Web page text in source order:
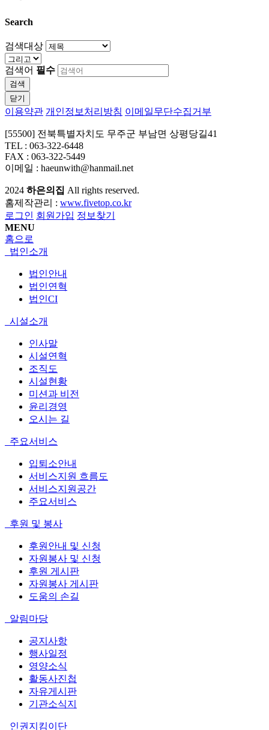
Search
검색대상
검색어 필수
검색
닫기
이용약관 개인정보처리방침 이메일무단수집거부
[55500] 전북특별자치도 무주군 부남면 상평당길41
TEL : 063-322-6448
FAX : 063-322-5449
이메일 : haeunwith@hanmail.net
2024 하은의집 All rights reserved.
홈제작관리 : www.fivetop.co.kr
로그인 회원가입 정보찾기
MENU
홈으로
법인소개
법인안내
법인연혁
법인CI
시설소개
인사말
시설연혁
조직도
시설현황
미션과 비전
윤리경영
오시는 길
주요서비스
입퇴소안내
서비스지원 흐름도
서비스지원공간
주요서비스
후원 및 봉사
후원안내 및 신청
자원봉사 및 신청
후원 게시판
자원봉사 게시판
도움의 손길
알림마당
공지사항
행사일정
영양소식
활동사진첩
자유게시판
기관소식지
인권지킴이단